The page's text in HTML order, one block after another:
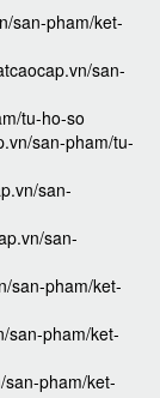
san-pham/ket-
san-
tu-ho-so
san-pham/tu-
san-
san-
san-pham/ket-
san-pham/ket-
pham/ket-